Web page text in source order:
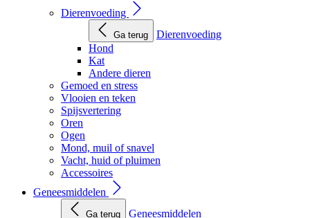
Dierenvoeding
Ga terug
Dierenvoeding
Hond
Kat
Andere dieren
Gemoed en stress
Vlooien en teken
Spijsvertering
Oren
Ogen
Mond, muil of snavel
Vacht, huid of pluimen
Accessoires
Geneesmiddelen
Ga terug
Geneesmiddelen